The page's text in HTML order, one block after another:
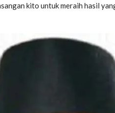
kito untuk meraih hasil